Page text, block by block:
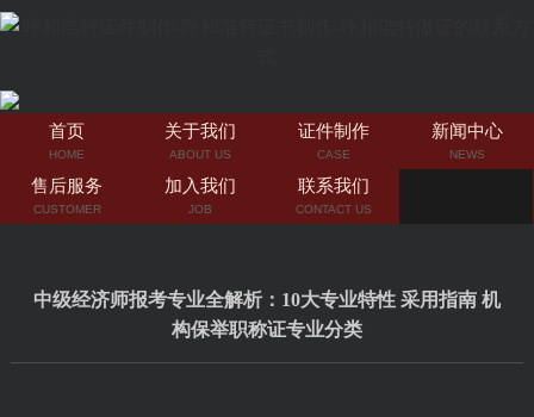
首页
HOME
关于我们
ABOUT US
证件制作
CASE
新闻中心
NEWS
售后服务
CUSTOMER
加入我们
JOB
联系我们
CONTACT US
中级经济师报考专业全解析：10大专业特性 采用指南 机
构保举职称证专业分类